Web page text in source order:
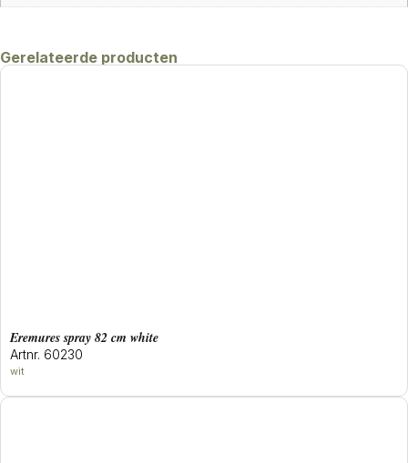
Gerelateerde producten
eremures spray 82 cm white
Artnr. 60230
wit